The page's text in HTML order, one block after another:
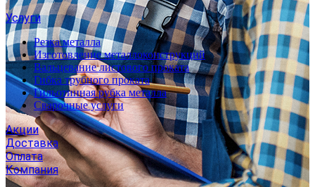
Услуги
Резка металла
Изготовление металлоконструкций
Вальцевание листового проката
Гибка трубного проката
Гильотинная рубка металла
Сварочные услуги
Акции
Доставка
Оплата
Компания